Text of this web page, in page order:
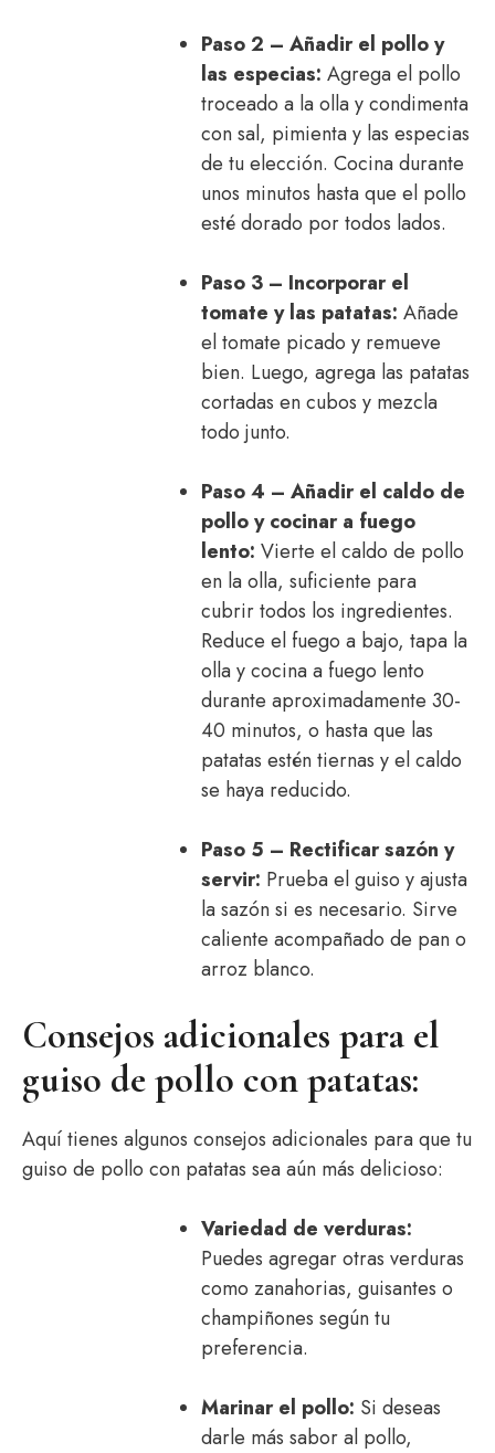
Paso 2 – Añadir el pollo y
las especias: Agrega el pollo
troceado a la olla y condimenta
con sal, pimienta y las especias
de tu elección. Cocina durante
unos minutos hasta que el pollo
esté dorado por todos lados.
Paso 3 – Incorporar el
tomate y las patatas: Añade
el tomate picado y remueve
bien. Luego, agrega las patatas
cortadas en cubos y mezcla
todo junto.
Paso 4 – Añadir el caldo de
pollo y cocinar a fuego
lento: Vierte el caldo de pollo
en la olla, suficiente para
cubrir todos los ingredientes.
Reduce el fuego a bajo, tapa la
olla y cocina a fuego lento
durante aproximadamente 30-
40 minutos, o hasta que las
patatas estén tiernas y el caldo
se haya reducido.
Paso 5 – Rectificar sazón y
servir: Prueba el guiso y ajusta
la sazón si es necesario. Sirve
caliente acompañado de pan o
arroz blanco.
Consejos adicionales para el
guiso de pollo con patatas:
Aquí tienes algunos consejos adicionales para que tu
guiso de pollo con patatas sea aún más delicioso:
Variedad de verduras:
Puedes agregar otras verduras
como zanahorias, guisantes o
champiñones según tu
preferencia.
Marinar el pollo: Si deseas
darle más sabor al pollo,